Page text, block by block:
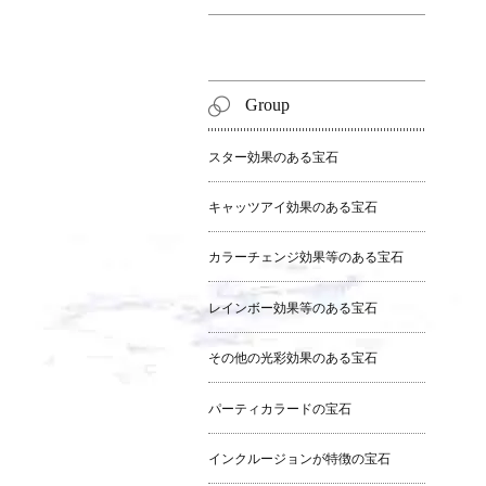
Group
スター効果のある宝石
キャッツアイ効果のある宝石
カラーチェンジ効果等のある宝石
レインボー効果等のある宝石
その他の光彩効果のある宝石
パーティカラードの宝石
インクルージョンが特徴の宝石